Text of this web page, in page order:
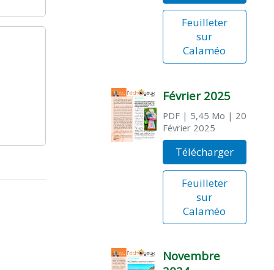
Feuilleter
sur
Calaméo
Février 2025
PDF| 5,45 Mo | 20
Février 2025
Télécharger
Feuilleter
sur
Calaméo
Novembre